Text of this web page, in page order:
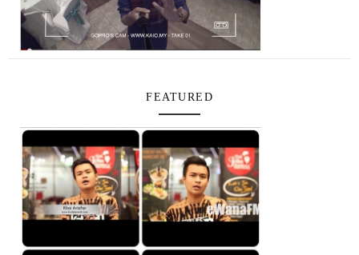
FEATURED